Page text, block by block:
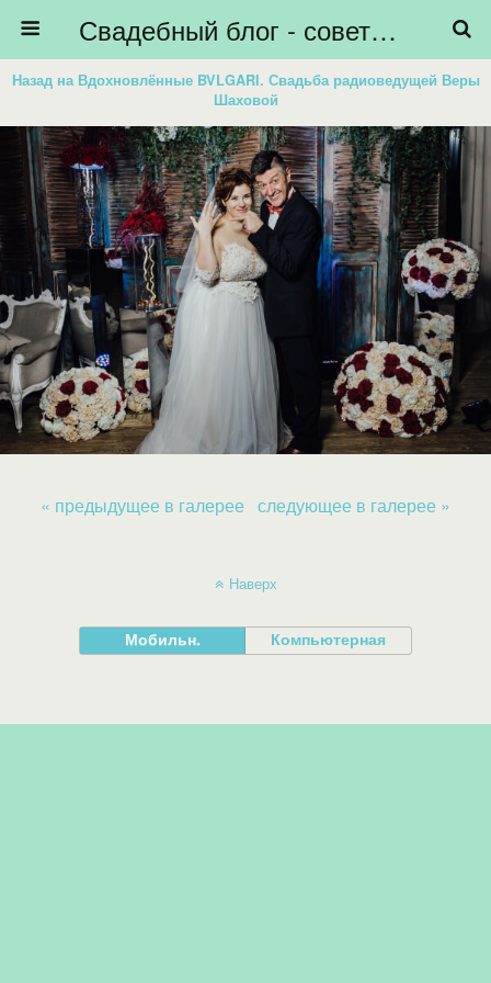
Свадебный блог - советы невестам, подготовка к свадьбе - HiBride
Назад на Вдохновлённые BVLGARI. Свадьба радиоведущей Веры
Шаховой
« предыдущее в галерее следующее в галерее »
Наверх
Мобильн. Компьютерная